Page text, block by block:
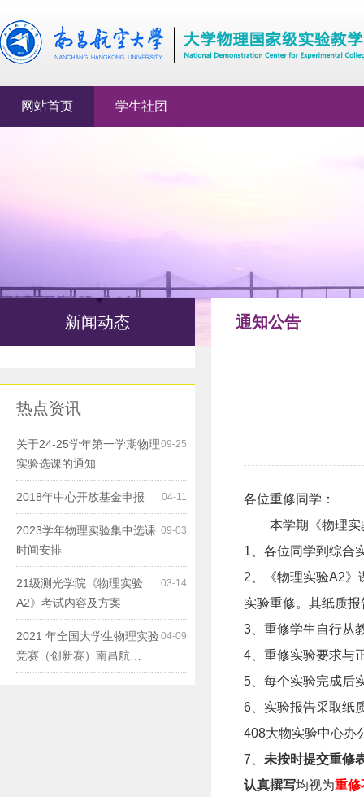
网站首页 学生社团
新闻动态
热点资讯
09-25
关于24-25学年第一学期物理
实验选课的通知
04-11
2018年中心开放基金申报
09-03
2023学年物理实验集中选课
时间安排
03-14
21级测光学院《物理实验
A2》考试内容及方案
04-09
2021 年全国大学生物理实验
竞赛（创新赛）南昌航…
通知公告
各位重修同学：
本学期《物理实
1、各位同学到综合
2、《物理实验A2》
实验重修。其纸质
3、重修学生自行从
4、重修实验要求与
5、每个实验完成后
6、实验报告采取纸
408大物实验中心办
7、 未按时提交重修
认真撰写均视为重修